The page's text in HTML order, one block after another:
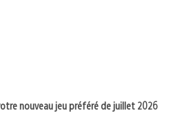
nouveau jeu préféré de juillet 2026